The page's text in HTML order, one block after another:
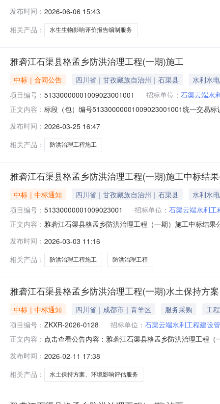
发布时间： 2026-06-06 15:43
相关产品：
水生生物影响评价报告编制服务
雅砻江石渠县格孟乡防洪治理工程(一期)施工
中标｜合同公告 四川省｜甘孜藏族自治州｜石渠县
水利水电
项目编号： 51330000001009023001001 招标单位： 石渠云端水
正文内容： 标段（包）编号51330000001009023001001统一交易
应达到合格合同签署时间2026-03-2000:00:00雅砻江石
发布时间： 2026-03-25 16:47
相关产品：
防洪治理工程施工
雅砻江石渠县格孟乡防洪治理工程(一期)施工中标结
中标｜中标通知 四川省｜甘孜藏族自治州｜石渠县
水利水电
项目编号： 51330000001009023001 招标单位： 石渠云端水利工
正文内容： 雅砻江石渠县格孟乡防洪治理工程（一期）施工中标结
县格孟乡防洪治理工程（一期）雅砻江石渠县格孟乡防
发布时间： 2026-03-03 11:16
相关产品：
防洪治理工程施工 防洪治理工程
雅砻江石渠县格孟乡防洪治理工程(一期)水土保持方
中标｜中标通知 四川省｜成都市｜青羊区 服务采购
工程
项目编号： ZKXR-2026-0128 招标单位： 石渠云端水利工程建设
正文内容： 点击查看公告内容：雅砻江石渠县格孟乡防洪治理工程
发布时间： 2026-02-11 17:38
相关产品：
水土保持方案、环境影响评估服务